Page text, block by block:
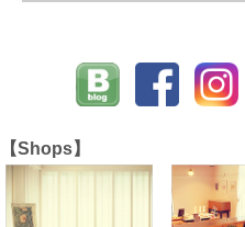
【Shops】